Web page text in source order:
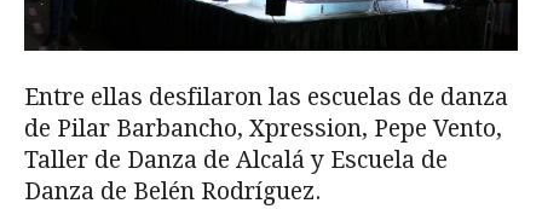
Entre ellas desfilaron las escuelas de danza
de Pilar Barbancho, Xpression, Pepe Vento,
Taller de Danza de Alcalá y Escuela de
Danza de Belén Rodríguez.